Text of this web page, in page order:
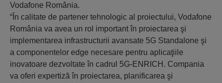
Vodafone România.
“În calitate de partener tehnologic al proiectului, Vodafone
România va avea un rol important în proiectarea şi
implementarea infrastructurii avansate 5G Standalone şi
a componentelor edge necesare pentru aplicaţiile
inovatoare dezvoltate în cadrul 5G-ENRICH. Compania
va oferi expertiză în proiectarea, planificarea şi